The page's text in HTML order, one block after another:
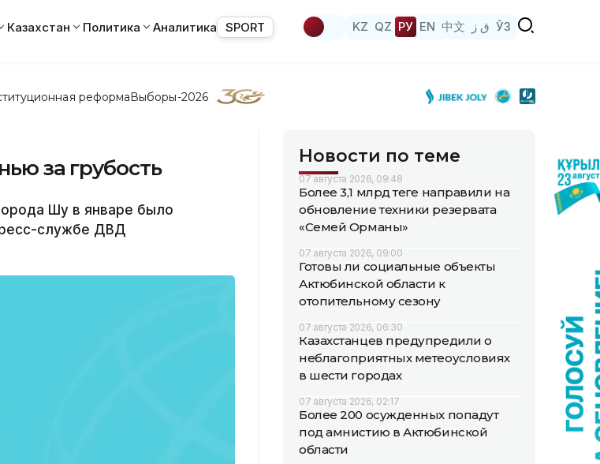
Казахстан Политика Аналитика SPORT KZ QZ РУ EN 中文 ق ز ЎЗ
реформаВыборы-2026
за грубость
Шу в январе было
службе ДВД
Новости по теме
07 августа 2026, 09:48
Более 3,1 млрд теңге направили на
обновление техники резервата
«Семей Орманы»
07 августа 2026, 09:00
Готовы ли социальные объекты
Актюбинской области к
отопительному сезону
07 августа 2026, 06:30
Казахстанцев предупредили о
неблагоприятных метеоусловиях
в шести городах
07 августа 2026, 02:17
Более 200 осужденных попадут
под амнистию в Актюбинской
области